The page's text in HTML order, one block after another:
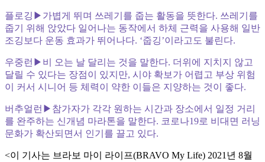
플로깅▶가볍게 뛰며 쓰레기를 줍는 활동을 뜻한다. 쓰레기를
줍기 위해 앉았다 일어나는 동작에서 하체 근력을 사용해 일반
조깅보다 운동 효과가 뛰어나다. ‘줍깅’이라고도 불린다.
우중런▶비 오는 날 달리는 것을 말한다. 더위에 지치지 않고
달릴 수 있다는 장점이 있지만, 시야 확보가 어렵고 부상 위험
이 커서 시니어 등 체력이 약한 이들은 지양하는 것이 좋다.
버추얼런▶참가자가 각각 원하는 시간과 장소에서 일정 거리
를 완주하는 신개념 마라톤을 말한다. 코로나19로 비대면 러닝
문화가 확산되면서 인기를 끌고 있다.
<이 기사는 브라보 마이 라이프(BRAVO My Life) 2021년 8월